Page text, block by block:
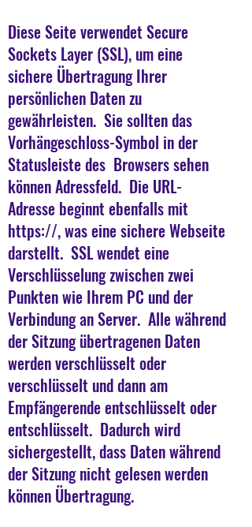
Diese Seite verwendet Secure
Sockets Layer (SSL), um eine
sichere Übertragung Ihrer
persönlichen Daten zu
gewährleisten. Sie sollten das
Vorhängeschloss-Symbol in der
Statusleiste des Browsers sehen
können Adressfeld. Die URL-
Adresse beginnt ebenfalls mit
https://, was eine sichere Webseite
darstellt. SSL wendet eine
Verschlüsselung zwischen zwei
Punkten wie Ihrem PC und der
Verbindung an Server. Alle während
der Sitzung übertragenen Daten
werden verschlüsselt oder
verschlüsselt und dann am
Empfängerende entschlüsselt oder
entschlüsselt. Dadurch wird
sichergestellt, dass Daten während
der Sitzung nicht gelesen werden
können Übertragung.